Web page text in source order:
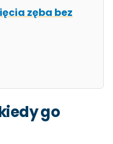
zęba bez
go